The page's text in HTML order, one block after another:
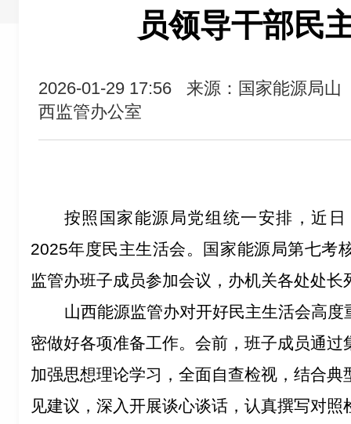
员领导干部民
2026-01-29 17:56
来源：国家能源局山
西监管办公室
按照国家能源局党组 统一安排 ，近
2025年度民主生活会。国家能源局第七考
监管办班子成员参加会议，办机关各处处长
山西能源监管办对开好民主生活会高
密做好各项准备工作。会前，班子成员通
加强思想理论学习，全面自查检视，结合
见建议，深入开展谈心谈话，认真撰写对